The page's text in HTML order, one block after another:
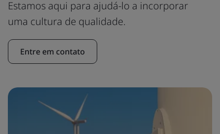
Estamos aqui para ajudá-lo a incorporar
uma cultura de qualidade.
Entre em contato